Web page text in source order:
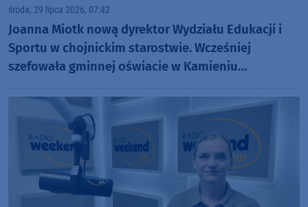
środa, 29 lipca 2026, 07:42
Joanna Miotk nową dyrektor Wydziału Edukacji i
Sportu w chojnickim starostwie. Wcześniej
szefowała gminnej oświacie w Kamieniu